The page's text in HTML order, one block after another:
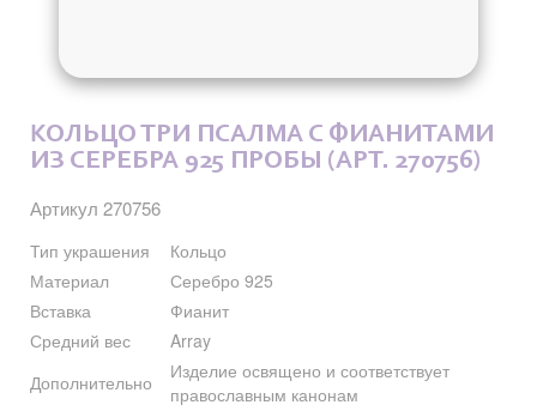
КОЛЬЦО ТРИ ПСАЛМА С ФИАНИТАМИ
ИЗ СЕРЕБРА 925 ПРОБЫ (АРТ. 270756)
Артикул 270756
Тип украшения
Кольцо
Материал
Серебро 925
Вставка
Фианит
Средний вес
Array
Дополнительно
Изделие освящено и соответствует
православным канонам